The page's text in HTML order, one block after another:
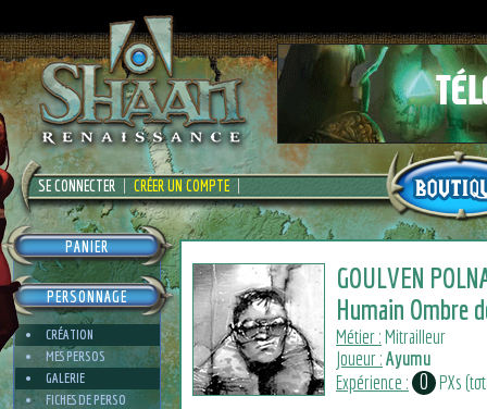
SE CONNECTER CRÉER UN COMPTE
PANIER
PERSONNAGE
CRÉATION
MES PERSOS
GALERIE
FICHES DE PERSO
GOULVEN
Humain Ombre
Métier : Mitrailleur
Joueur :Ayumu
Expérience : 0 PXs